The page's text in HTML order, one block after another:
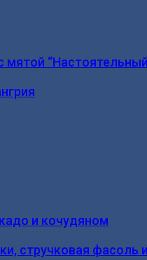
и кочудяном
стручковая фасоль